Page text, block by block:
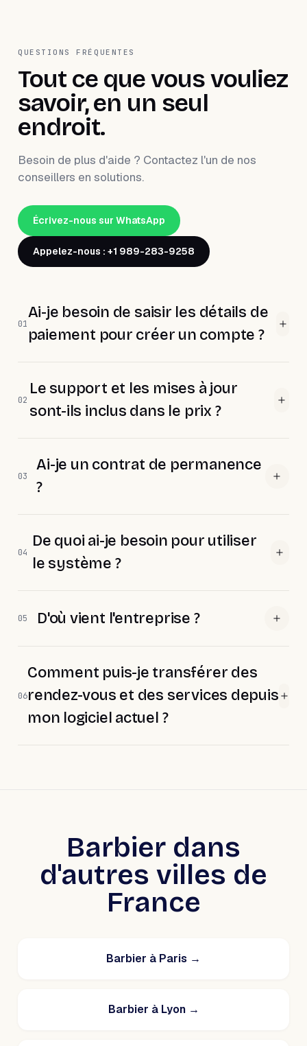
QUESTIONS FRÉQUENTES
Tout ce que vous vouliez
savoir, en un seul
endroit.
Besoin de plus d'aide ? Contactez l'un de nos
conseillers en solutions.
Écrivez-nous sur WhatsApp
Appelez-nous : +1 989-283-9258
01
Ai-je besoin de saisir les détails de
paiement pour créer un compte ?
02
Le support et les mises à jour
sont-ils inclus dans le prix ?
03
Ai-je un contrat de permanence
?
04
De quoi ai-je besoin pour utiliser
le système ?
05 D'où vient l'entreprise ?
06
Comment puis-je transférer des
rendez-vous et des services depuis
mon logiciel actuel ?
Barbier dans
d'autres villes de
France
Barbier à Paris →
Barbier à Lyon→